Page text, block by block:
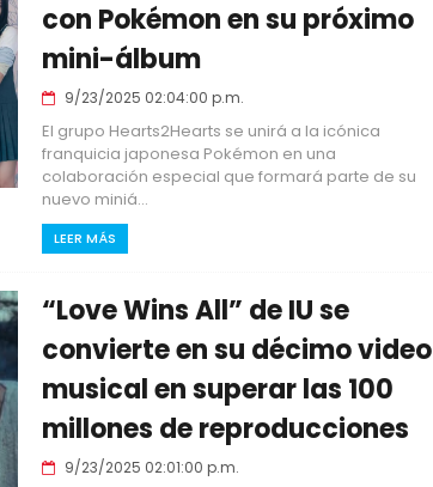
con Pokémon en su próximo
mini-álbum
9/23/2025 02:04:00 p.m.
El grupo Hearts2Hearts se unirá a la icónica
franquicia japonesa Pokémon en una
colaboración especial que formará parte de su
nuevo miniá...
LEER MÁS
“Love Wins All” de IU se
convierte en su décimo video
musical en superar las 100
millones de reproducciones
9/23/2025 02:01:00 p.m.